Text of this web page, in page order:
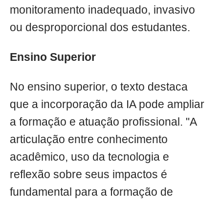
monitoramento inadequado, invasivo
ou desproporcional dos estudantes.
Ensino Superior
No ensino superior, o texto destaca
que a incorporação da IA pode ampliar
a formação e atuação profissional. "A
articulação entre conhecimento
acadêmico, uso da tecnologia e
reflexão sobre seus impactos é
fundamental para a formação de